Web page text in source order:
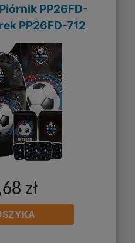
PP26FD-
PP26FD-712
zł